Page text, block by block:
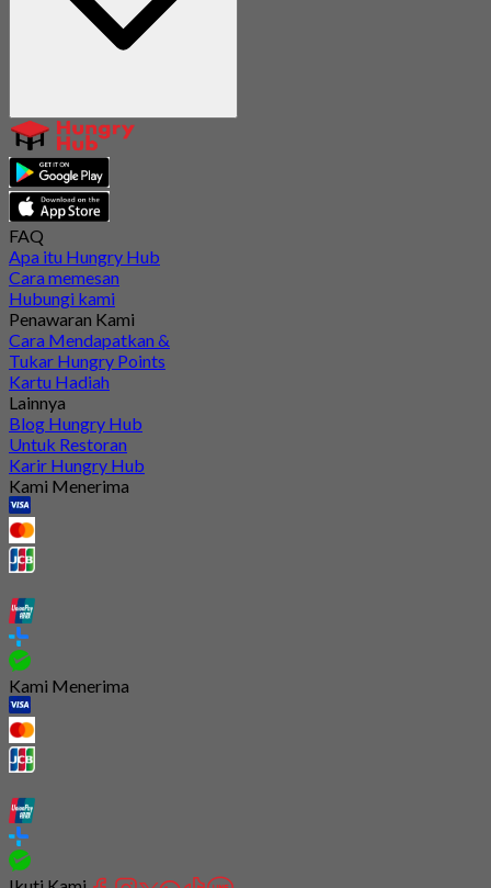
FAQ
Apa itu Hungry Hub
Cara memesan
Hubungi kami
Penawaran Kami
Cara Mendapatkan &
Tukar Hungry Points
Kartu Hadiah
Lainnya
Blog Hungry Hub
Untuk Restoran
Karir Hungry Hub
Kami Menerima
Kami Menerima